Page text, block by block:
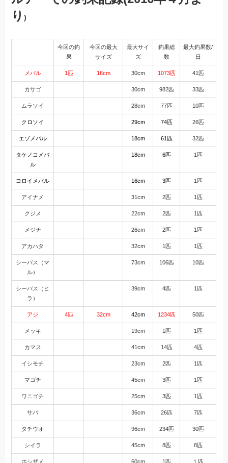
り)
今回の釣
果
今回の最大
サイズ
最大サイ
ズ
釣果総
数
最大釣果数/
日
メバル 1匹 16cm 30cm 1073匹 41匹
カサゴ 30cm 982匹 33匹
ムラソイ 28cm 77匹 10匹
クロソイ 29cm 74匹 26匹
エゾメバル 18cm 61匹 32匹
タケノコメバ
ル
18cm 6匹 1匹
ヨロイメバル 16cm 3匹 1匹
アイナメ 31cm 2匹 1匹
クジメ 22cm 2匹 1匹
メジナ 26cm 2匹 1匹
アカハタ 32cm 1匹 1匹
シーバス（マ
ル）
73cm 106匹 10匹
シーバス（ヒ
ラ）
39cm 4匹 1匹
アジ 4匹 32cm 42cm 1234匹 50匹
メッキ 19cm 1匹 1匹
カマス 41cm 14匹 4匹
イシモチ 23cm 2匹 1匹
マゴチ 45cm 3匹 1匹
ワニゴチ 25cm 3匹 1匹
サバ 36cm 26匹 7匹
タチウオ 96cm 234匹 30匹
シイラ 45cm 8匹 8匹
ホシザメ 60cm 1匹 １匹